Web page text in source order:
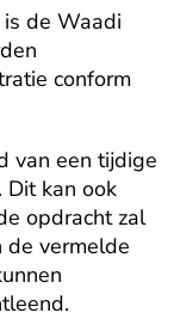
de Waadi
conform
van een tijdige
Dit kan ook
opdracht zal
de vermelde